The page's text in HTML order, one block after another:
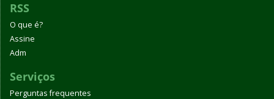
RSS
O que é?
Assine
Adm
Serviços
Perguntas frequentes